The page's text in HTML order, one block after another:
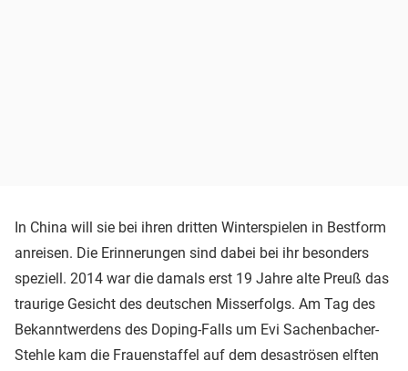
In China will sie bei ihren dritten Winterspielen in Bestform
anreisen. Die Erinnerungen sind dabei bei ihr besonders
speziell. 2014 war die damals erst 19 Jahre alte Preuß das
traurige Gesicht des deutschen Misserfolgs. Am Tag des
Bekanntwerdens des Doping-Falls um Evi Sachenbacher-
Stehle kam die Frauenstaffel auf dem desaströsen elften